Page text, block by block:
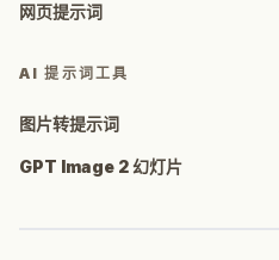
网页提示词
AI 提示词工具
图片转提示词
GPT Image 2 幻灯片